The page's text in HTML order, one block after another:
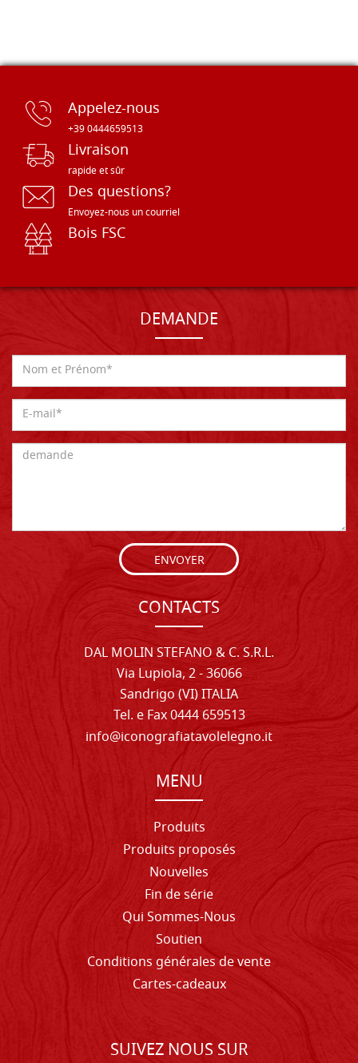
Appelez-nous
+39 0444659513
Livraison
rapide et sûr
Des questions?
Envoyez-nous un courriel
Bois FSC
DEMANDE
ENVOYER
CONTACTS
DAL MOLIN STEFANO & C. S.R.L.
Via Lupiola, 2 - 36066
Sandrigo (VI) ITALIA
Tel. e Fax 0444 659513
info@iconografiatavolelegno.it
MENU
Produits
Produits proposés
Nouvelles
Fin de série
Qui Sommes-Nous
Soutien
Conditions générales de vente
Cartes-cadeaux
SUIVEZ NOUS SUR